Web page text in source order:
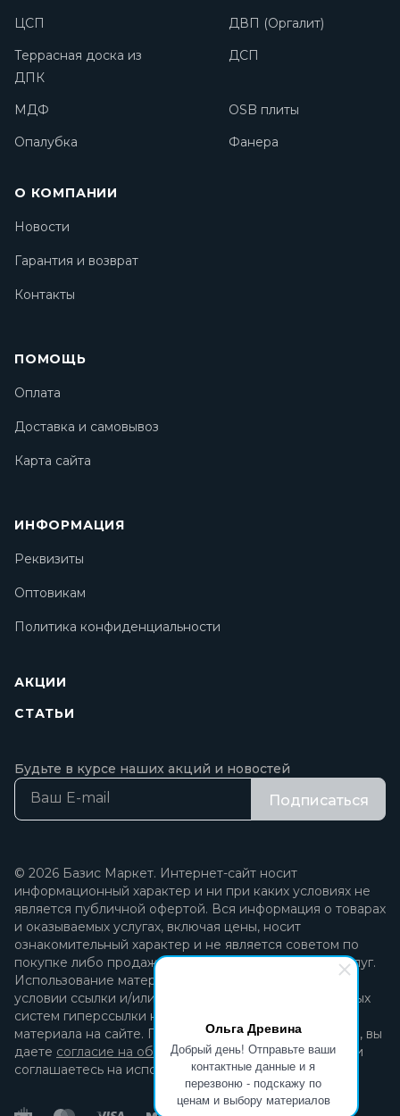
Ольга Древина
Добрый день! Отправьте ваши
контактные данные и я
перезвоню - подскажу по
ценам и выбору материалов
ЦСП
ДВП (Оргалит)
Террасная доска из
ДПК
ДСП
МДФ
OSB плиты
Опалубка
Фанера
О КОМПАНИИ
Новости
Гарантия и возврат
Контакты
ПОМОЩЬ
Оплата
Доставка и самовывоз
Карта сайта
ИНФОРМАЦИЯ
Реквизиты
Оптовикам
Политика конфиденциальности
АКЦИИ
СТАТЬИ
Будьте в курсе наших акций и новостей
Подписаться
© 2026 Базис Маркет. Интернет-сайт носит
информационный характер и ни при каких условиях не
является публичной офертой. Вся информация о товарах
и оказываемых услугах, включая цены, носит
ознакомительный характер и не является советом по
покупке либо продаже каких-либо товаров и/или услуг.
Использование материалов разрешается только при
условии ссылки и/или прямой открытой для поисковых
систем гиперссылки на непосредственный адрес
материала на сайте. Продолжая пользоваться сайтом, вы
даете согласие на обработку персональных данных
и
соглашаетесь на использование файлов cookie.